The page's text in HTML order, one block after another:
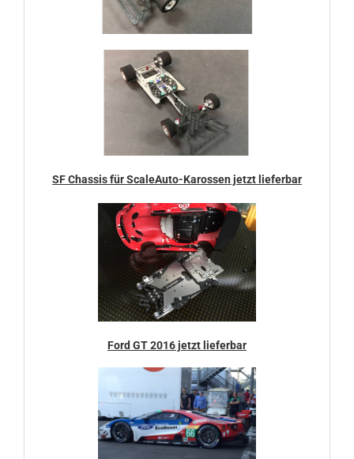
SF Chassis für ScaleAuto-Karossen jetzt lieferbar
Ford GT 2016 jetzt lieferbar